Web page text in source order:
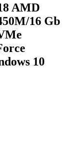
AMD
16 Gb
10